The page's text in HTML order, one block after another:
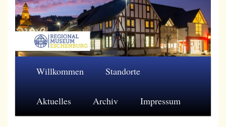
Zum
primären
Inhalt
Regionalmuseum Eschenburg e.V.
Willkommen Standorte
Aktuelles Archiv Impressum